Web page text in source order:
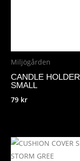
Miljögården
CANDLE
SMALL
79 kr